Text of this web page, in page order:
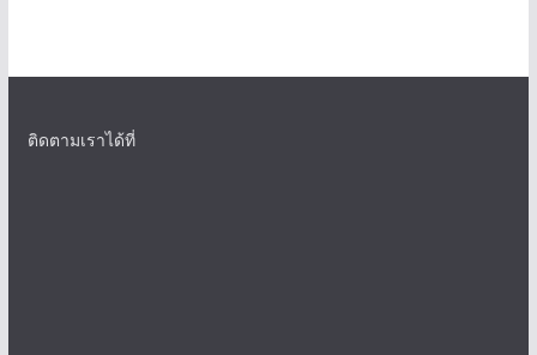
ติดตามเราได้ที่